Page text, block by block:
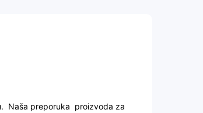
Naša preporuka proizvoda za